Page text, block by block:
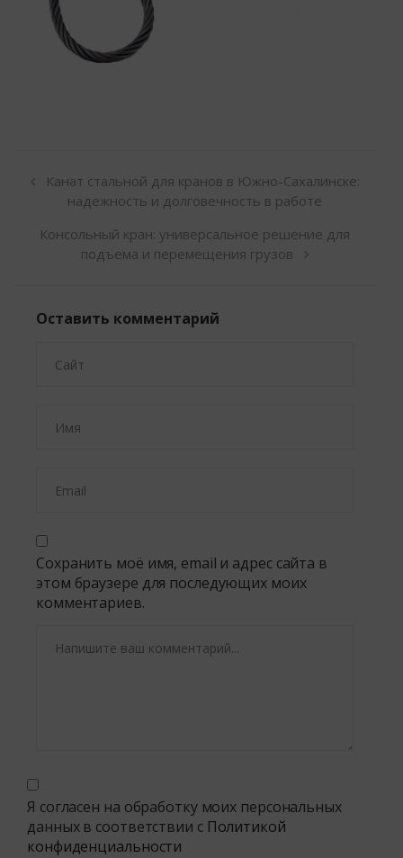
Канат стальной для кранов в Южно-Сахалинске:
надежность и долговечность в работе
Консольный кран: универсальное решение для
подъема и перемещения грузов
Оставить комментарий
Сохранить моё имя, email и адрес сайта в
этом браузере для последующих моих
комментариев.
Я согласен на обработку моих персональных
данных в соответствии с Политикой
конфиденциальности